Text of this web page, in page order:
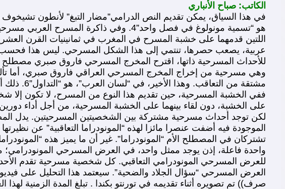
الكاتب: صباح الأنباري
هو “تسمية مونولوغ في فصل واحد”4. وفي
عربية، يصعب حصرها، تنتمي إلى هذا الشكل المسرحي. ليس هذا فحسب،
للأحداث المسرحية ذاتها، اقترح المخرج المسرحي فاروق صبري مصطلح
وهي مسرحية من إخراج المخرج المسرحي العراقي فاروق صبري، أما
ففي الخشبة المسرحية، حين تقديم هذا النوع من المسرح، لا تكون إلا
على الخشبة، دون لقاء بينهما على الخشبة المسرحية، من أجل أداء
لكن توجد أحداث مسرحية مشتركة بين الشخصيتين المسرحيتين. يدل
الموجودة فيه أضفت عنصرا مائزا لهذه “المونودراما التعاقبية” عن
تشتركان في المصطلح الأم “المونودراما”. غير أن ما يميز هذه
واحدة فاعلة، إذن يوجد ممثل واحد، في العرض المسرحي المونودرامي؛
للعرض المسرحي المونودرامي التعاقبي. كل شخصية مسرحية تقدم